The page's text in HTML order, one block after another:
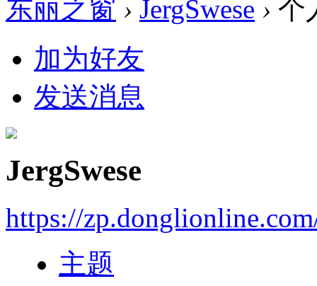
东丽之窗 › JergSwese › 个
加为好友
发送消息
JergSwese
https://
主题